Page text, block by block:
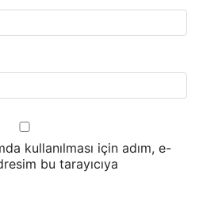
kullanılması için adım, e-
bu tarayıcıya